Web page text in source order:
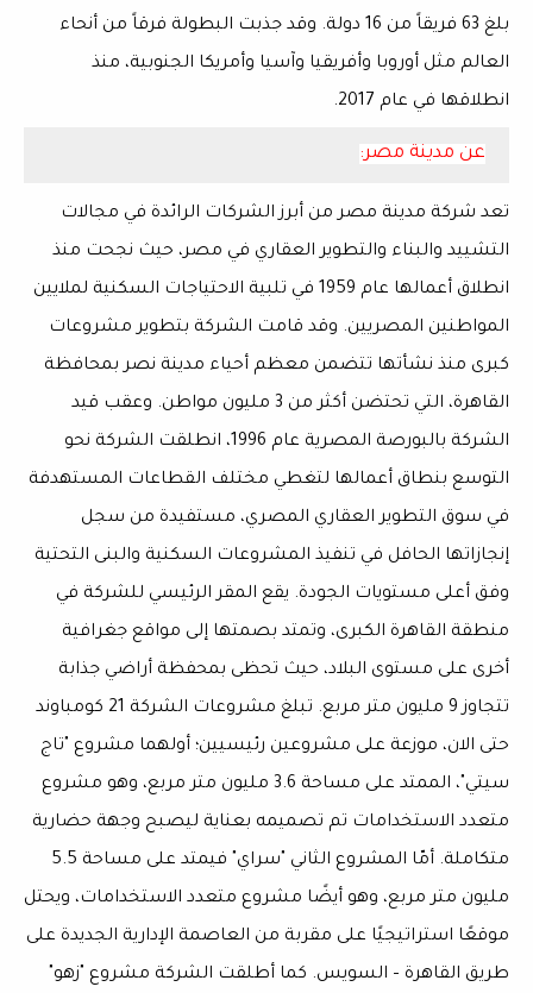
بلغ 63 فريقاً من 16 دولة. وقد جذبت البطولة فرقاً من أنحاء
العالم مثل أوروبا وأفريقيا وآسيا وأمريكا الجنوبية، منذ
انطلاقها في عام 2017.
عن مدينة مصر:
تعد شركة مدينة مصر من أبرز الشركات الرائدة في مجالات
التشييد والبناء والتطوير العقاري في مصر، حيث نجحت منذ
انطلاق أعمالها عام 1959 في تلبية الاحتياجات السكنية لملايين
المواطنين المصريين. وقد قامت الشركة بتطوير مشروعات
كبرى منذ نشأتها تتضمن معظم أحياء مدينة نصر بمحافظة
القاهرة، التي تحتضن أكثر من 3 مليون مواطن. وعقب قيد
الشركة بالبورصة المصرية عام 1996، انطلقت الشركة نحو
التوسع بنطاق أعمالها لتغطي مختلف القطاعات المستهدفة
في سوق التطوير العقاري المصري، مستفيدة من سجل
إنجازاتها الحافل في تنفيذ المشروعات السكنية والبنى التحتية
وفق أعلى مستويات الجودة. يقع المقر الرئيسي للشركة في
منطقة القاهرة الكبرى، وتمتد بصمتها إلى مواقع جغرافية
أخرى على مستوى البلاد، حيث تحظى بمحفظة أراضي جذابة
تتجاوز 9 مليون متر مربع. تبلغ مشروعات الشركة 21 كومباوند
حتى الان، موزعة على مشروعين رئيسيين؛ أولهما مشروع "تاج
سيتي"، الممتد على مساحة 3.6 مليون متر مربع، وهو مشروع
متعدد الاستخدامات تم تصميمه بعناية ليصبح وجهة حضارية
متكاملة. أمّا المشروع الثاني "سراي" فيمتد على مساحة 5.5
مليون متر مربع، وهو أيضًا مشروع متعدد الاستخدامات، ويحتل
موقعًا استراتيجيًا على مقربة من العاصمة الإدارية الجديدة على
طريق القاهرة – السويس. كما أطلقت الشركة مشروع "زهو"